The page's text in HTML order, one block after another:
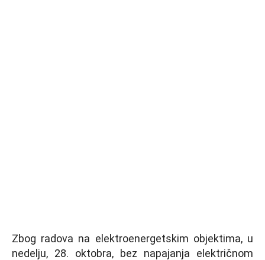
Zbog radova na elektroenergetskim objektima, u
nedelju, 28. oktobra, bez napajanja električnom